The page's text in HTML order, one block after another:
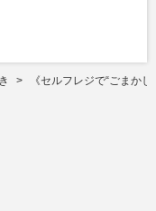
《セルフレジで“ごまか